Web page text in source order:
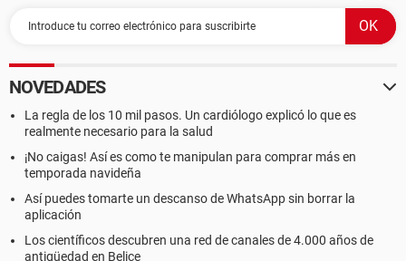
NOVEDADES
La regla de los 10 mil pasos. Un cardiólogo explicó lo que es
realmente necesario para la salud
¡No caigas! Así es como te manipulan para comprar más en
temporada navideña
Así puedes tomarte un descanso de WhatsApp sin borrar la
aplicación
Los científicos descubren una red de canales de 4.000 años de
antigüedad en Belice